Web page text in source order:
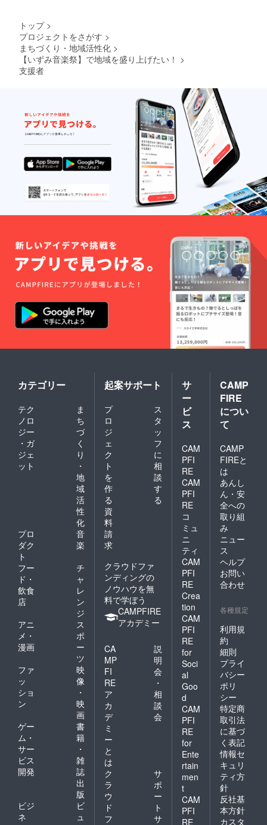
トップ >
プロジェクトをさがす >
まちづくり・地域活性化 >
【いずみ音楽祭】で地域を盛り上げたい！ >
支援者
カテゴリー
テク
ノロ
ジー
・ガ
ジェ
ット
ま
ち
づ
く
り
・
地
域
活
性
化
プロ
ダク
ト
音
楽
フー
ド・
飲食
店
チ
ャ
レ
ン
ジ
アニ
メ・
漫画
ス
ポ
ー
ツ
ファ
ッ
ショ
ン
映
像
・
映
画
ゲー
ム・
サー
ビス
開発
書
籍
・
雑
誌
出
版
ビジ
ネ
ビ
ュ
起案サポート
プ
ロ
ジ
ェ
ク
ト
を
作
る
ス
タ
ッ
フ
に
相
談
す
る
資
料
請
求
クラウドファ
ンディングの
ノウハウを無
料で学ぼう
CAMPFIRE
アカデミー
CA
MP
FI
RE
ア
カ
デ
ミ
ー
と
は
説
明
会
・
相
談
会
ク
ラ
ウ
ド
フ
サ
ポ
ー
ト
サ
サ
ー
ビ
ス
CAM
PFI
RE
CAM
PFI
RE
コ
ミュ
ニ
ティ
CAM
PFI
RE
Crea
tion
CAM
PFI
RE
for
Soci
al
Goo
d
CAM
PFI
RE
for
Ente
rtain
men
t
CAM
PFI
RE
CAMP
FIRE
につい
て
CAMP
FIREと
は
あんし
ん・安
全への
取り組
み
ニュー
ス
ヘルプ
お問い
合わせ
各種規定
利用規
約
細則
プライ
バシー
ポリ
シー
特定商
取引法
に基づ
く表記
情報セ
キュリ
ティ方
針
反社基
本方針
カスタ